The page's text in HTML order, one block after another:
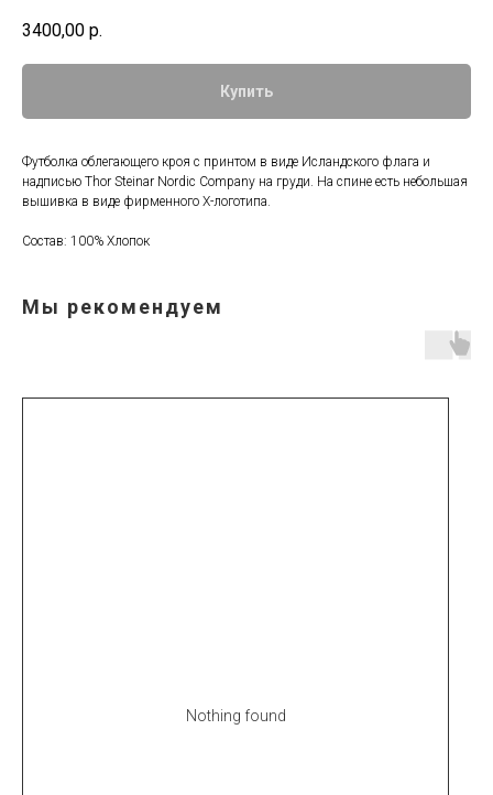
3400,00 р.
Купить
Футболка облегающего кроя с принтом в виде Исландского флага и
надписью Thor Steinar Nordic Company на груди. На спине есть небольшая
вышивка в виде фирменного Х-логотипа.
Состав: 100% Хлопок
Мы рекомендуем
Nothing found